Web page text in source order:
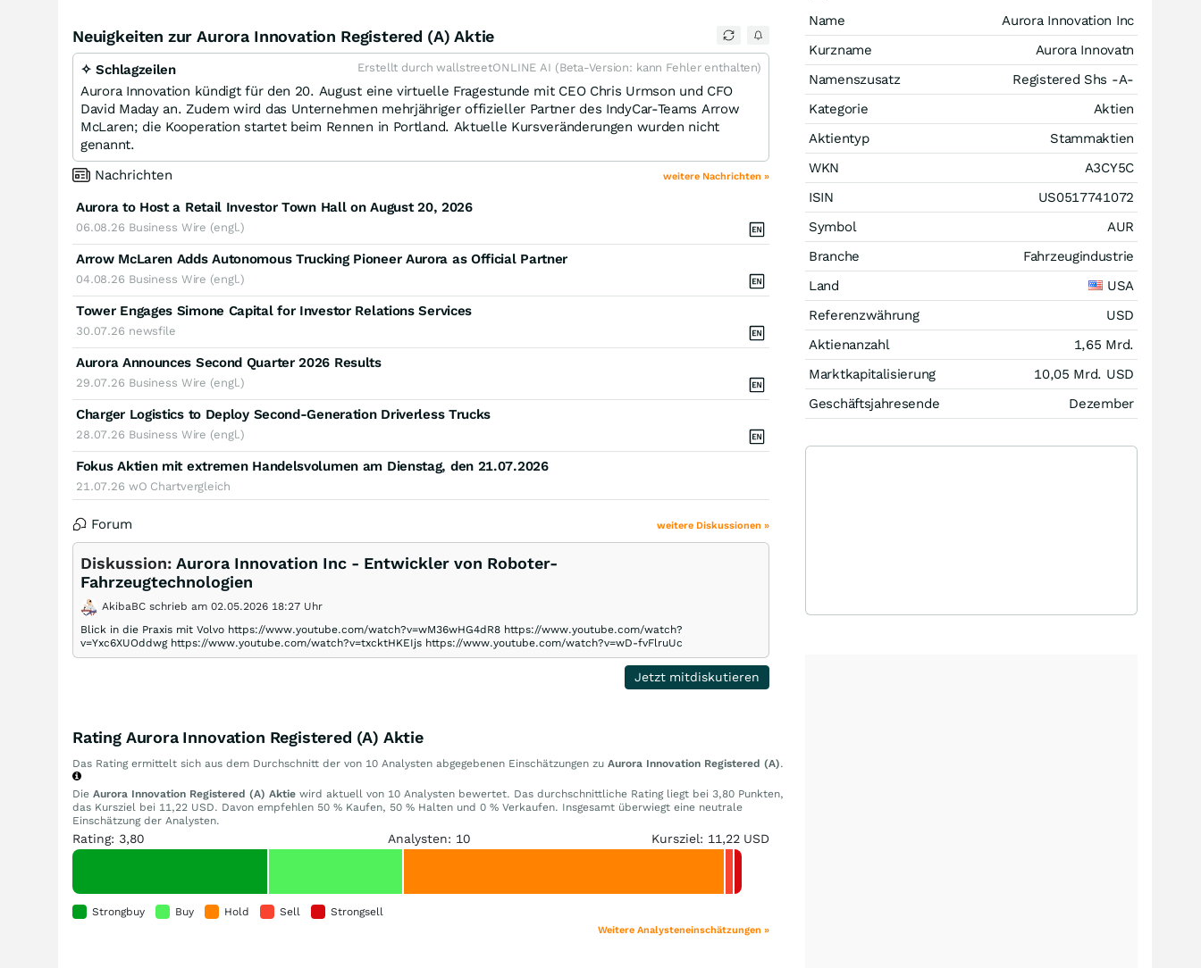
Neuigkeiten zur Aurora Innovation Registered (A) Aktie
✧ Schlagzeilen Erstellt durch wallstreetONLINE AI (Beta-Version: kann Fehler enthalten)
Aurora Innovation kündigt für den 20. August eine virtuelle Fragestunde mit CEO Chris Urmson und CFO
David Maday an. Zudem wird das Unternehmen mehrjähriger offizieller Partner des IndyCar-Teams Arrow
McLaren; die Kooperation startet beim Rennen in Portland. Aktuelle Kursveränderungen wurden nicht
genannt.
Nachrichten
weitere Nachrichten »
Aurora to Host a Retail Investor Town Hall on August 20, 2026
06.08.26 Business Wire (engl.)
Arrow McLaren Adds Autonomous Trucking Pioneer Aurora as Official Partner
04.08.26 Business Wire (engl.)
Tower Engages Simone Capital for Investor Relations Services
30.07.26 newsfile
Aurora Announces Second Quarter 2026 Results
29.07.26 Business Wire (engl.)
Charger Logistics to Deploy Second-Generation Driverless Trucks
28.07.26 Business Wire (engl.)
Fokus Aktien mit extremen Handelsvolumen am Dienstag, den 21.07.2026
21.07.26 wO Chartvergleich
Forum weitere Diskussionen »
Diskussion: Aurora Innovation Inc - Entwickler von Roboter-
Fahrzeugtechnologien
AkibaBC schrieb am 02.05.2026 18:27 Uhr
Blick in die Praxis mit Volvo https://www.youtube.com/watch?v=wM36wHG4dR8 https://www.youtube.com/watch?
v=Yxc6XUOddwg https://www.youtube.com/watch?v=txcktHKEIjs https://www.youtube.com/watch?v=wD-fvFlruUc
Jetzt mitdiskutieren
Rating Aurora Innovation Registered (A) Aktie
Das Rating ermittelt sich aus dem Durchschnitt der von 10 Analysten abgegebenen Einschätzungen zu Aurora Innovation Registered (A).
Die Aurora Innovation Registered (A) Aktie wird aktuell von 10 Analysten bewertet. Das durchschnittliche Rating liegt bei 3,80 Punkten,
das Kursziel bei 11,22 USD. Davon empfehlen 50 % Kaufen, 50 % Halten und 0 % Verkaufen. Insgesamt überwiegt eine neutrale
Einschätzung der Analysten.
Rating: 3,80 Analysten: 10 Kursziel: 11,22 USD
Strongbuy Buy Hold Sell Strongsell
Weitere Analysteneinschätzungen »
Name
Aurora Innovation Inc
Kurzname
Aurora Innovatn
Namenszusatz
Registered Shs -A-
Kategorie
Aktien
Aktientyp
Stammaktien
WKN
A3CY5C
ISIN
US0517741072
Symbol
AUR
Branche
Fahrzeugindustrie
Land
USA
Referenzwährung
USD
Aktienanzahl
1,65 Mrd.
Marktkapitalisierung
10,05 Mrd. USD
Geschäftsjahresende
Dezember